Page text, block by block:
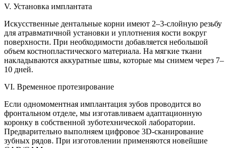
V. Установка имплантата
Искусственные дентальные корни имеют 2–3-слойную резьбу
для атравматичной установки и уплотнения кости вокруг
поверхности. При необходимости добавляется небольшой
объем костнопластического материала. На мягкие ткани
накладываются аккуратные швы, которые мы снимем через 7–
10 дней.
VI. Временное протезирование
Если одномоментная имплантация зубов проводится во
фронтальном отделе, мы изготавливаем адаптационную
коронку в собственной зуботехнической лаборатории.
Предварительно выполняем цифровое 3D-сканирование
зубных рядов. При изготовлении применяются новейшие